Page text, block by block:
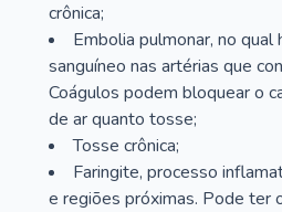
crônica;
Embolia pulmonar, no
sanguíneo nas artérias que
Coágulos podem bloquear o
de ar quanto tosse;
Tosse crônica;
Faringite, processo
e regiões próximas. Pode ter